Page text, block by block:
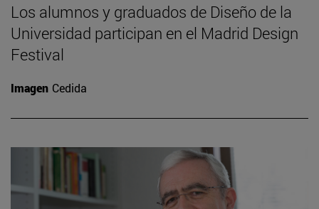
Los alumnos y graduados de Diseño de la
Universidad participan en el Madrid Design
Festival
Imagen Cedida